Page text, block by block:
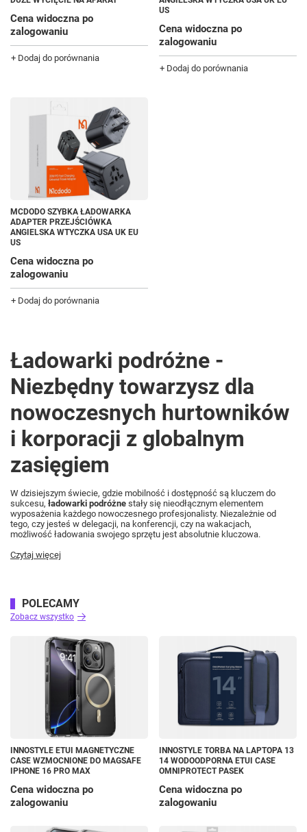
Cena widoczna po
zalogowaniu
+ Dodaj do porównania
US
Cena widoczna po
zalogowaniu
+ Dodaj do porównania
MCDODO SZYBKA ŁADOWARKA
ADAPTER PRZEJŚCIÓWKA
ANGIELSKA WTYCZKA USA UK EU
US
Cena widoczna po
zalogowaniu
+ Dodaj do porównania
Ładowarki podróżne -
Niezbędny towarzysz dla
nowoczesnych hurtowników
i korporacji z globalnym
zasięgiem
W dzisiejszym świecie, gdzie mobilność i dostępność są kluczem do
sukcesu, ładowarki podróżne stały się nieodłącznym elementem
wyposażenia każdego nowoczesnego profesjonalisty. Niezależnie od
tego, czy jesteś w delegacji, na konferencji, czy na wakacjach,
możliwość ładowania swojego sprzętu jest absolutnie kluczowa.
Czytaj więcej
POLECAMY
Zobacz wszystko
INNOSTYLE ETUI MAGNETYCZNE
CASE WZMOCNIONE DO MAGSAFE
IPHONE 16 PRO MAX
Cena widoczna po
zalogowaniu
INNOSTYLE TORBA NA LAPTOPA 13
14 WODOODPORNA ETUI CASE
OMNIPROTECT PASEK
Cena widoczna po
zalogowaniu